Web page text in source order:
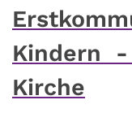
Kindern
Kirche